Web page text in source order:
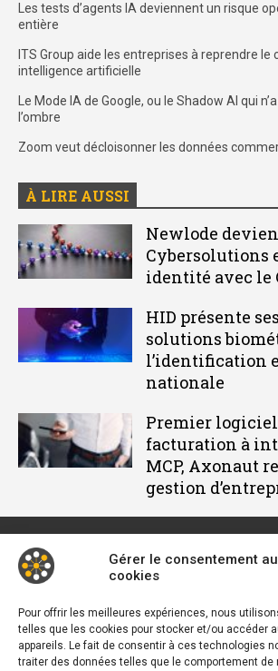
Gérer le consentement
cookies
Pour offrir les meilleures expériences, nous
telles que les cookies pour stocker et/ou accéder
appareils. Le fait de consentir à ces technologies
traiter des données telles que le comportement de
Les tests d’agents IA deviennent un risque
entière
ITS Group aide les entreprises à reprendre le
intelligence artificielle
Le Mode IA de Google, ou le Shadow AI qui
l’ombre
Zoom veut décloisonner les données
À LIRE AUSSI
Newlode
Cybersolutions
identité avec le
HID présente
solutions
l’identification
nationale
Premier logiciel
facturation à
MCP, Axonaut
gestion
informatiques. Retrouvez des tribunes, des
nouveautés, des retours d'utilisateurs, des
livres blancs et les nominations du secteur.